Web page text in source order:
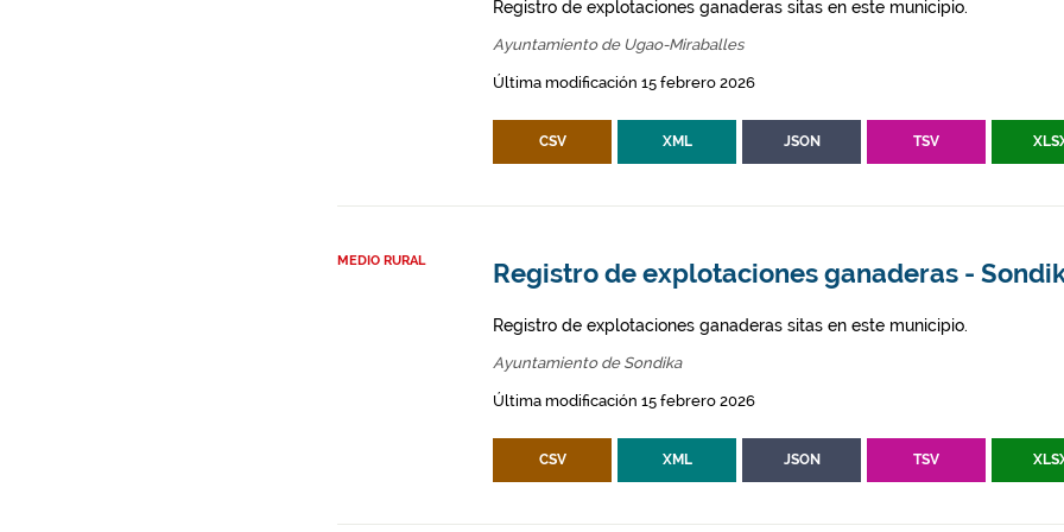
Registro de explotaciones ganaderas sitas en este municipio.
Ayuntamiento de Ugao-Miraballes
Última modificación 15 febrero 2026
CSV XML JSON TSV
MEDIO RURAL Registro de explotaciones ganaderas -
Registro de explotaciones ganaderas sitas en este municipio.
Ayuntamiento de Sondika
Última modificación 15 febrero 2026
CSV XML JSON TSV